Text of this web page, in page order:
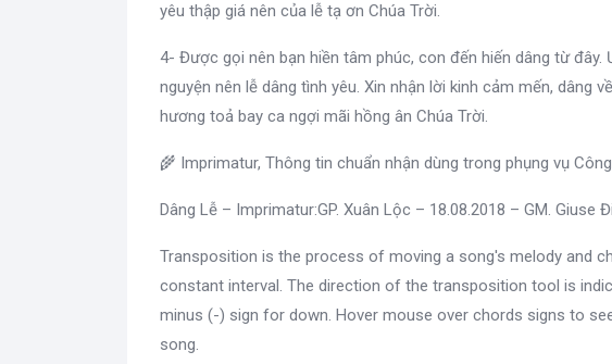
yêu thập giá nên của lễ tạ ơn Chúa Trời.
4- Được gọi nên bạn hiền tâm phúc, con đến hiến dâng từ đây.
nguyện nên lễ dâng tình yêu. Xin nhận lời kinh cảm mến, dâng
hương toả bay ca ngợi mãi hồng ân Chúa Trời.
🌾 Imprimatur, Thông tin chuẩn nhận dùng trong phụng vụ
Dâng Lễ – Imprimatur:GP. Xuân Lộc – 18.08.2018 – GM.
Transposition is the process of moving a song's melody and
constant interval. The direction of the transposition tool is
minus (-) sign for down. Hover mouse over chords signs to
song.